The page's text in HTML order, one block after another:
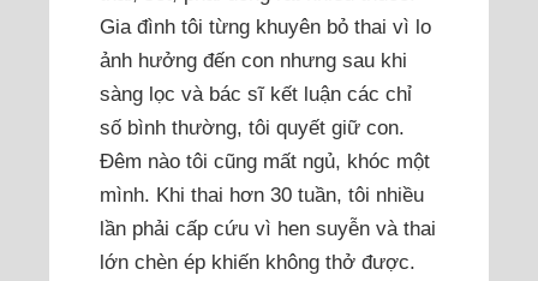
Gia đình tôi từng khuyên bỏ thai vì lo
ảnh hưởng đến con nhưng sau khi
sàng lọc và bác sĩ kết luận các chỉ
số bình thường, tôi quyết giữ con.
Đêm nào tôi cũng mất ngủ, khóc một
mình. Khi thai hơn 30 tuần, tôi nhiều
lần phải cấp cứu vì hen suyễn và thai
lớn chèn ép khiến không thở được.